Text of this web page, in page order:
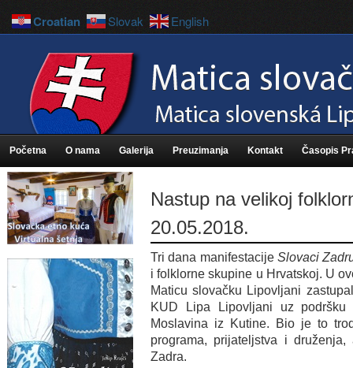
Početna O nama Galerija Preuzimanja Kontakt Časopis
Nastup na velikoj
20.05.2018.
Tri dana manifestacije Slovaci
i folklorne skupine u Hrvatskoj. U
Maticu slovačku Lipovljani
KUD Lipa Lipovljani uz
Moslavina iz Kutine. Bio je to
programa, prijateljstva i
Zadra.
Croatian Slovak English